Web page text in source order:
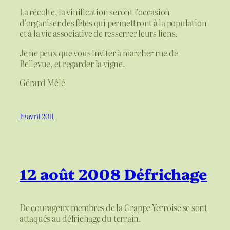
La récolte, la vinification seront l’occasion
d’organiser des fêtes qui permettront à la population
et à la vie associative de resserrer leurs liens.
Je ne peux que vous inviter à marcher rue de
Bellevue, et regarder la vigne.
Gérard Mêlé
19 avril 2011
12 août 2008 Défrichage
De courageux membres de la Grappe Yerroise se sont
attaqués au défrichage du terrain.